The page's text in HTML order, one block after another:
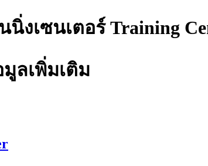
งเซนเตอร์ Training
ลเพิ่มเติม